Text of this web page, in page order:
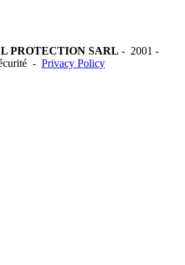
PROTECTION SARL - 2001 -
- Privacy Policy